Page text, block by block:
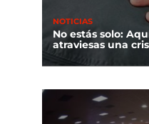
NOTICIAS
No estás solo:
atraviesas una